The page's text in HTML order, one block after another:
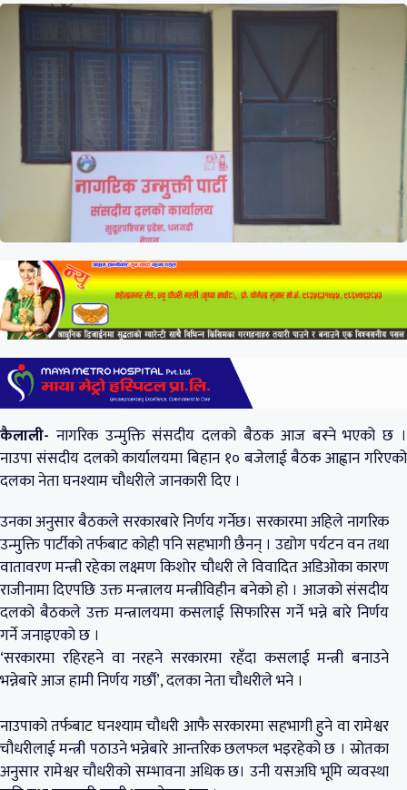
कैलाली- नागरिक उन्मुक्ति संसदीय दलको बैठक आज बस्ने भएको छ ।
नाउपा संसदीय दलको कार्यालयमा बिहान १० बजेलाई बैठक आह्वान गरिएको
दलका नेता घनश्याम चौधरीले जानकारी दिए ।
उनका अनुसार बैठकले सरकारबारे निर्णय गर्नेछ। सरकारमा अहिले नागरिक
उन्मुक्ति पार्टीको तर्फबाट कोही पनि सहभागी छैनन् । उद्योग पर्यटन वन तथा
वातावरण मन्त्री रहेका लक्ष्मण किशोर चौधरी ले विवादित अडिओका कारण
राजीनामा दिएपछि उक्त मन्त्रालय मन्त्रीविहीन बनेको हो । आजको संसदीय
दलको बैठकले उक्त मन्त्रालयमा कसलाई सिफारिस गर्ने भन्ने बारे निर्णय
गर्ने जनाइएको छ ।
‘सरकारमा रहिरहने वा नरहने सरकारमा रहँदा कसलाई मन्त्री बनाउने
भन्नेबारे आज हामी निर्णय गर्छौ’, दलका नेता चौधरीले भने ।
नाउपाको तर्फबाट घनश्याम चौधरी आफै सरकारमा सहभागी हुने वा रामेश्वर
चौधरीलाई मन्त्री पठाउने भन्नेबारे आन्तरिक छलफल भइरहेको छ । स्रोतका
अनुसार रामेश्वर चौधरीको सम्भावना अधिक छ। उनी यसअघि भूमि व्यवस्था